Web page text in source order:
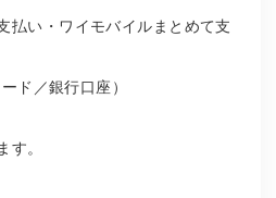
払い・ワイモバイルまとめて支
ド／銀行口座）
。